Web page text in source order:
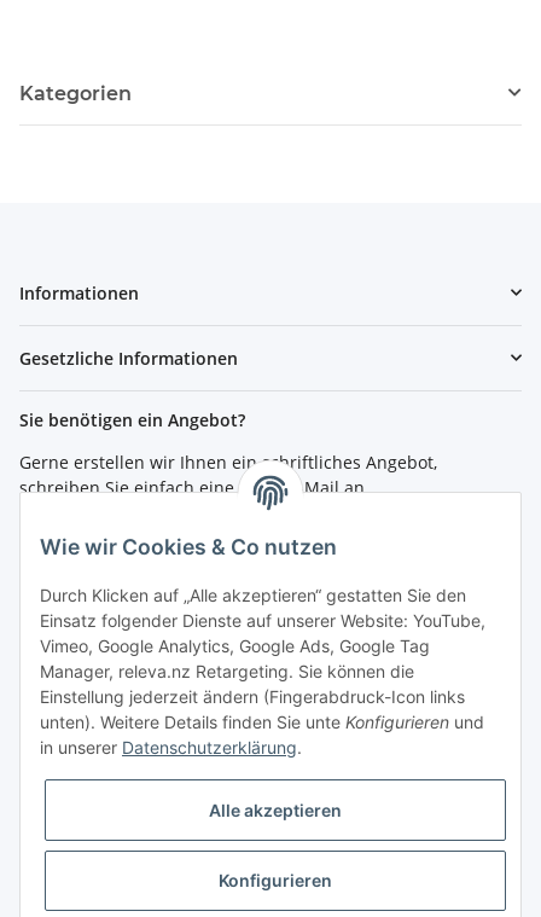
Kategorien
Informationen
Gesetzliche Informationen
Sie benötigen ein Angebot?
Gerne erstellen wir Ihnen ein schriftliches Angebot,
schreiben Sie einfach eine kurze E-Mail an
Bestellen per Fax oder Tel:
Tel.: 0261 / 50089561
Fax: 0261 / 50089555
So erreichen Sie uns
Shop.4teachers.de
Maximinstraße 1
56072 Koblenz
Tel.: 0261 / 50089561
Vertrag widerrufen
Wie wir Cookies & Co nutzen
Durch Klicken auf „Alle akzeptieren“ gestatten Sie den
Einsatz folgender Dienste auf unserer Website: YouTube,
Vimeo, Google Analytics, Google Ads, Google Tag
Manager, releva.nz Retargeting. Sie können die
Einstellung jederzeit ändern (Fingerabdruck-Icon links
unten). Weitere Details finden Sie unte Konfigurieren und
in unserer Datenschutzerklärung.
Alle akzeptieren
Konfigurieren